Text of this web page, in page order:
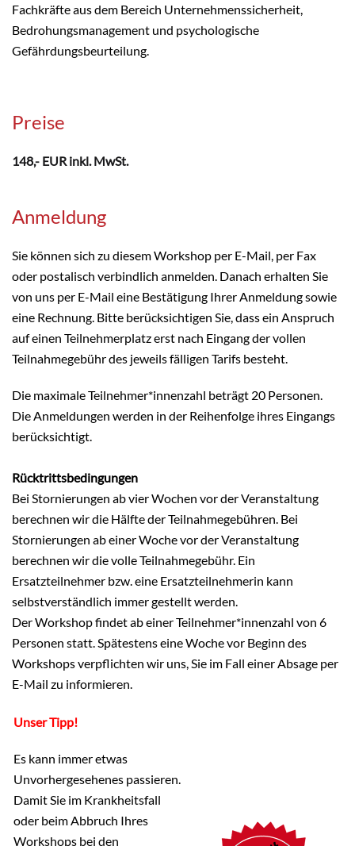
Fachkräfte aus dem Bereich Unternehmenssicherheit,
Bedrohungsmanagement und psychologische
Gefährdungsbeurteilung.
Preise
148,- EUR inkl. MwSt.
Anmeldung
Sie können sich zu diesem Workshop per E-Mail, per Fax
oder postalisch verbindlich anmelden. Danach erhalten Sie
von uns per E-Mail eine Bestätigung Ihrer Anmeldung sowie
eine Rechnung. Bitte berücksichtigen Sie, dass ein Anspruch
auf einen Teilnehmerplatz erst nach Eingang der vollen
Teilnahmegebühr des jeweils fälligen Tarifs besteht.
Die maximale Teilnehmer*innenzahl beträgt 20 Personen.
Die Anmeldungen werden in der Reihenfolge ihres Eingangs
berücksichtigt.
Rücktrittsbedingungen
Bei Stornierungen ab vier Wochen vor der Veranstaltung
berechnen wir die Hälfte der Teilnahmegebühren. Bei
Stornierungen ab einer Woche vor der Veranstaltung
berechnen wir die volle Teilnahmegebühr. Ein
Ersatzteilnehmer bzw. eine Ersatzteilnehmerin kann
selbstverständlich immer gestellt werden.
Der Workshop findet ab einer Teilnehmer*innenzahl von 6
Personen statt. Spätestens eine Woche vor Beginn des
Workshops verpflichten wir uns, Sie im Fall einer Absage per
E-Mail zu informieren.
Unser Tipp!
Es kann immer etwas
Unvorhergesehenes passieren.
Damit Sie im Krankheitsfall
oder beim Abbruch Ihres
Workshops bei den